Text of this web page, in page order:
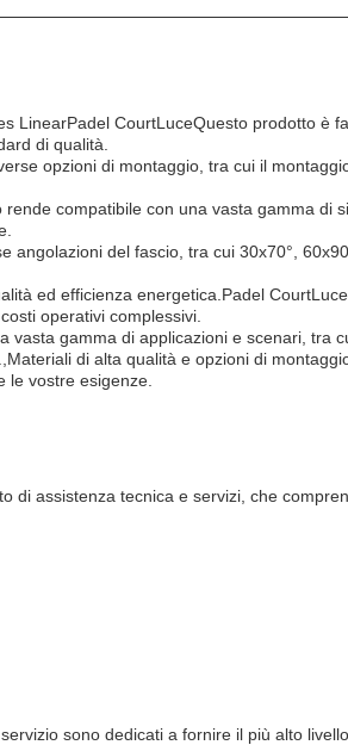
LinearPadel CourtLuceQuesto prodotto è
di qualità.
opzioni di montaggio, tra cui il
rende compatibile con una vasta gamma di
angolazioni del fascio, tra cui 30x70°,
ed efficienza energetica. Padel CourtLuce
operativi complessivi.
vasta gamma di applicazioni e scenari, tra
di alta qualità e opzioni di
le vostre esigenze.
di assistenza tecnica e servizi, che
sono dedicati a fornire il più alto